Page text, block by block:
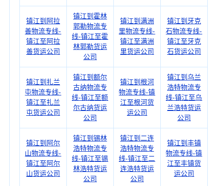
镇江到阿拉
善物流专线-
镇江至阿拉
善货运公司
镇江到霍林
郭勒物流专
线-镇江至霍
林郭勒货运
公司
镇江到满洲
里物流专线-
镇江至满洲
里货运公司
镇江到牙克
石物流专线-
镇江至牙克
石货运公司
镇江到扎兰
屯物流专线-
镇江至扎兰
屯货运公司
镇江到额尔
古纳物流专
线-镇江至额
尔古纳货运
公司
镇江到根河
物流专线-镇
江至根河货
运公司
镇江到乌兰
浩特物流专
线-镇江至乌
兰浩特货运
公司
镇江到阿尔
山物流专线-
镇江至阿尔
山货运公司
镇江到锡林
浩特物流专
线-镇江至锡
林浩特货运
公司
镇江到二连
浩特物流专
线-镇江至二
连浩特货运
公司
镇江到丰镇
物流专线-镇
江至丰镇货
运公司